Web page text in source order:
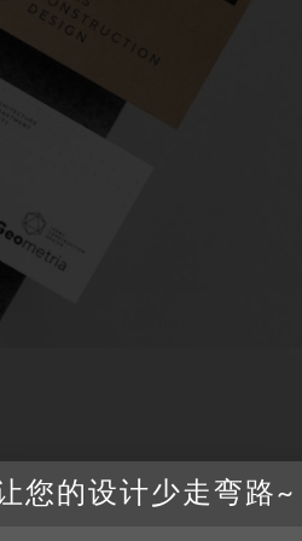
您的设计少走弯路~